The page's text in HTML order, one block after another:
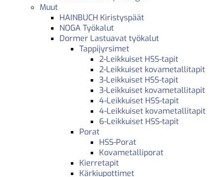
Muut
HAINBUCH Kiristyspäät
NOGA Työkalut
Dormer Lastuavat työkalut
Tappijyrsimet
2-Leikkuiset HSS-tapit
2-Leikkuiset kovametallitapit
3-Leikkuiset HSS-tapit
3-Leikkuiset kovametallitapit
4-Leikkuiset HSS-tapit
4-Leikkuiset kovametallitapit
6-Leikkuiset HSS-tapit
Porat
HSS-Porat
Kovametalliporat
Kierretapit
Kärkiupottimet